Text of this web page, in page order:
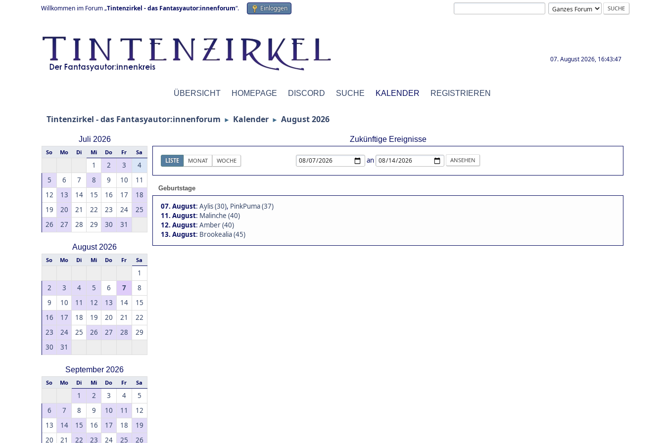
Willkommen im Forum „Tintenzirkel - das Fantasyautor:innenforum“. Einloggen
07. August 2026, 16:43:47
ÜBERSICHT HOMEPAGE DISCORD SUCHE KALENDER REGISTRIEREN
Tintenzirkel - das Fantasyautor:innenforum ► Kalender ► August 2026
Juli 2026
So Mo Di Mi Do Fr Sa
1 2 3
4
5
6 7 8 9 10
11
12
13 14 15 16 17
18
19
20 21 22 23 24
25
26
27 28 29 30 31
August 2026
So Mo Di Mi Do Fr Sa
1
2
3 4 5 6 7
8
9
10 11 12 13 14
15
16
17 18 19 20 21
22
23
24 25 26 27 28
29
30
31
September 2026
So Mo Di Mi Do Fr Sa
1 2 3 4
5
6
7 8 9 10 11
12
13
14 15 16 17 18
19
20
21 22 23 24 25 26
Zukünftige Ereignisse
LISTE MONAT WOCHE an
Geburtstage
07. August: Aylis (30), PinkPuma (37)
11. August: Malinche (40)
12. August: Amber (40)
13. August: Brookealia (45)